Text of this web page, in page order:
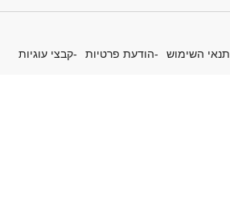
תנאי השימוש הודעת פרטיות קבצי עוגיות